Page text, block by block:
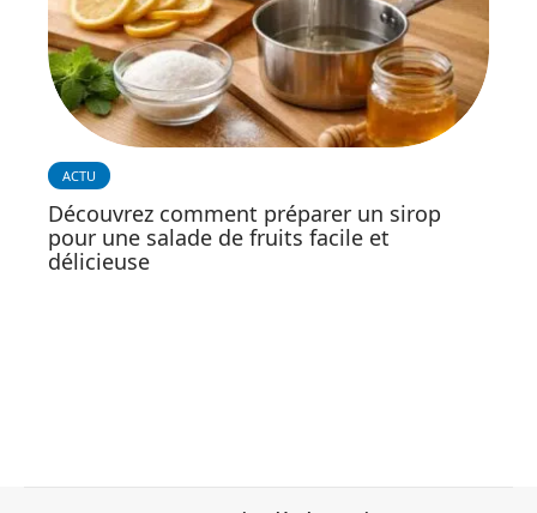
ACTU
Découvrez comment préparer un sirop
pour une salade de fruits facile et
délicieuse